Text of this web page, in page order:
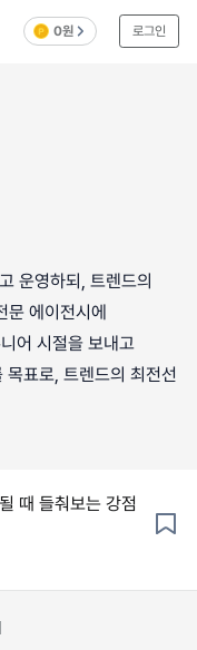
0원 로그인
운영하되, 트렌드의
문 에이전시에
어 시절을 보내고
표로, 트렌드의 최전선
때 들춰보는 강점